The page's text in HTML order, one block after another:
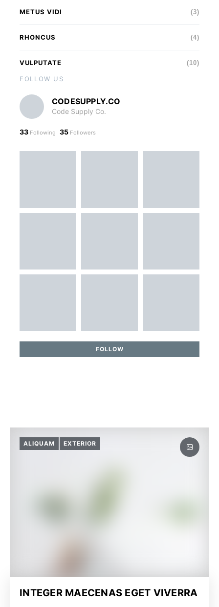
METUS VIDI (3)
RHONCUS (4)
VULPUTATE (10)
FOLLOW US
CODESUPPLY.CO
Code Supply Co.
33 Following 35 Followers
FOLLOW
ALIQUAM EXTERIOR
INTEGER MAECENAS EGET VIVERRA